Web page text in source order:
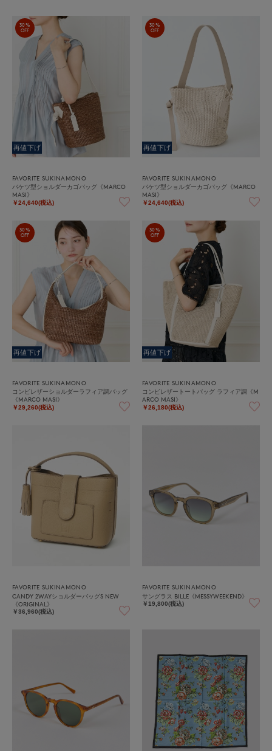
30%
OFF
再値下げ
FAVORITE SUKINAMONO
バケツ型ショルダーカゴバッグ《MARCO
MASI》
￥24,640(税込)
30%
OFF
再値下げ
FAVORITE SUKINAMONO
バケツ型ショルダーカゴバッグ《MARCO
MASI》
￥24,640(税込)
30%
OFF
再値下げ
FAVORITE SUKINAMONO
コンビレザーショルダーラフィア調バッグ
《MARCO MASI》
￥29,260(税込)
30%
OFF
再値下げ
FAVORITE SUKINAMONO
コンビレザートートバッグ ラフィア調《M
ARCO MASI》
￥26,180(税込)
FAVORITE SUKINAMONO
CANDY 2WAYショルダーバッグS NEW
《ORIGINAL》
￥36,960(税込)
FAVORITE SUKINAMONO
サングラス BILLE《MESSYWEEKEND》
￥19,800(税込)